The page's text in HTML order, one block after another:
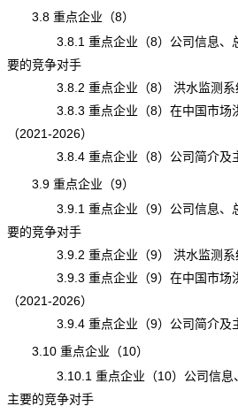
3.8 重点企业（8）
3.8.1 重点企业（8）公司信息、总
要的竞争对手
3.8.2 重点企业（8） 洪水监测系统
3.8.3 重点企业（8）在中国市场洪
（2021-2026）
3.8.4 重点企业（8）公司简介及
3.9 重点企业（9）
3.9.1 重点企业（9）公司信息、总
要的竞争对手
3.9.2 重点企业（9） 洪水监测系统
3.9.3 重点企业（9）在中国市场洪
（2021-2026）
3.9.4 重点企业（9）公司简介及
3.10 重点企业（10）
3.10.1 重点企业（10）公司信息、
主要的竞争对手